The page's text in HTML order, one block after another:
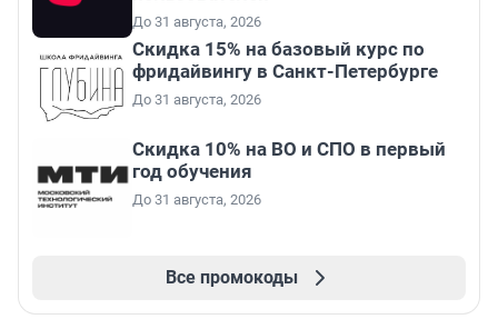
До 31 августа, 2026
Скидка 15% на базовый курс по
фридайвингу в Санкт-Петербурге
До 31 августа, 2026
Скидка 10% на ВО и СПО в первый
год обучения
До 31 августа, 2026
Все промокоды